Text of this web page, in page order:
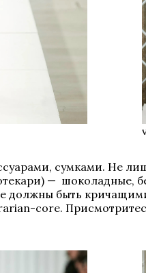
сумками. Не
— шоколадные,
должны быть
core.